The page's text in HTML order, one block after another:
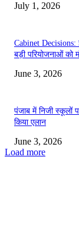
July 1, 2026
Cabinet
बड़ी परियोजनाओं को
June 3, 2026
पंजाब में निजी स्कूलों
किया एलान
June 3, 2026
Load more